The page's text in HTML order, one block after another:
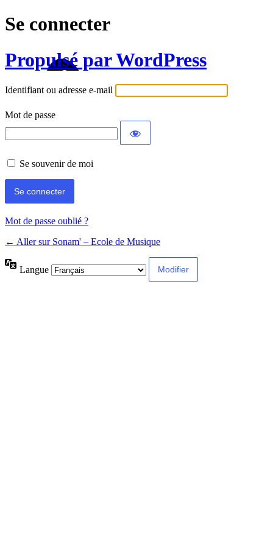
Se connecter
Propulsé par WordPress
Identifiant ou adresse e-mail
Mot de passe
Se souvenir de moi
Mot de passe oublié ?
← Aller sur Sonam' – Ecole de Musique
Langue